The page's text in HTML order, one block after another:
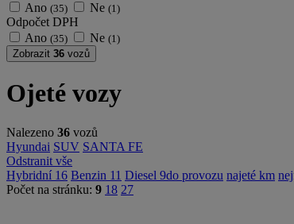
Ano (35) Ne (1)
Odpočet DPH
Ano (35) Ne (1)
Zobrazit 36 vozů
Ojeté vozy
Nalezeno 36 vozů
Hyundai SUV SANTA FE
Odstranit vše
Hybridní 16 Benzin 11 Diesel 9do provozu najeté km
Počet na stránku: 9 18 27